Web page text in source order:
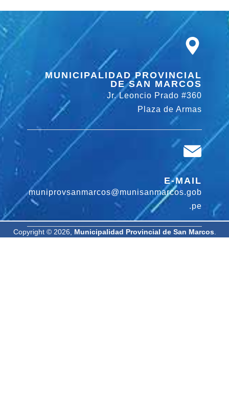
MUNICIPALIDAD PROVINCIAL
DE SAN MARCOS
Jr. Leoncio Prado #360
Plaza de Armas
E-MAIL
muniprovsanmarcos@munisanmarcos.gob
.pe
Copyright © 2026,Municipalidad Provincial de San Marcos.